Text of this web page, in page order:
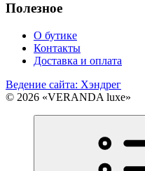
Полезное
О бутике
Контакты
Доставка и оплата
Ведение сайта: Хэндрег
© 2026 «VERANDA luxe»